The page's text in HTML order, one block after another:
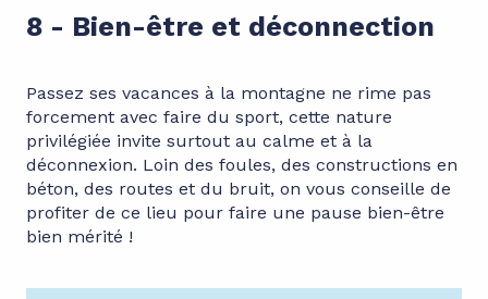
8 - Bien-être et déconnection
Passez ses vacances à la montagne ne rime pas
forcement avec faire du sport, cette nature
privilégiée invite surtout au calme et à la
déconnexion. Loin des foules, des constructions en
béton, des routes et du bruit, on vous conseille de
profiter de ce lieu pour faire une pause bien-être
bien mérité !